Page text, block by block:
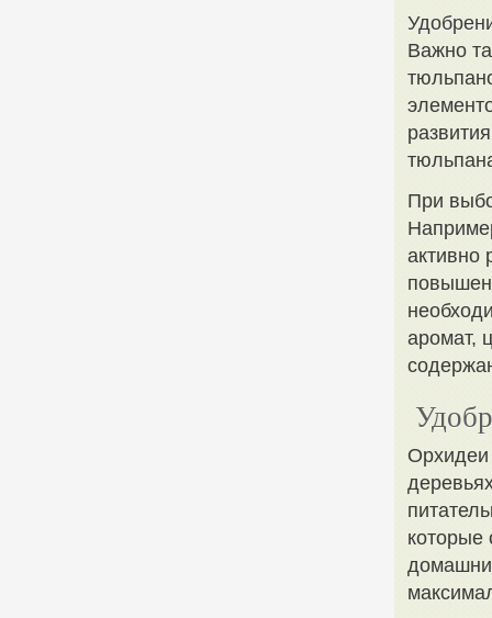
Важно
При
активно
аромат,
Орхидеи
которые